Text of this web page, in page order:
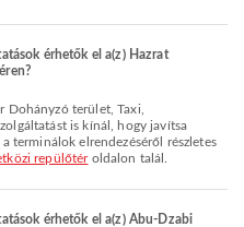
érhetők el a(z) Hazrat
is kínál, hogy javítsa
terminálok elrendezéséről részletes
repülőtéroldalon talál.
érhetők el a(z) Abu-Dzabi